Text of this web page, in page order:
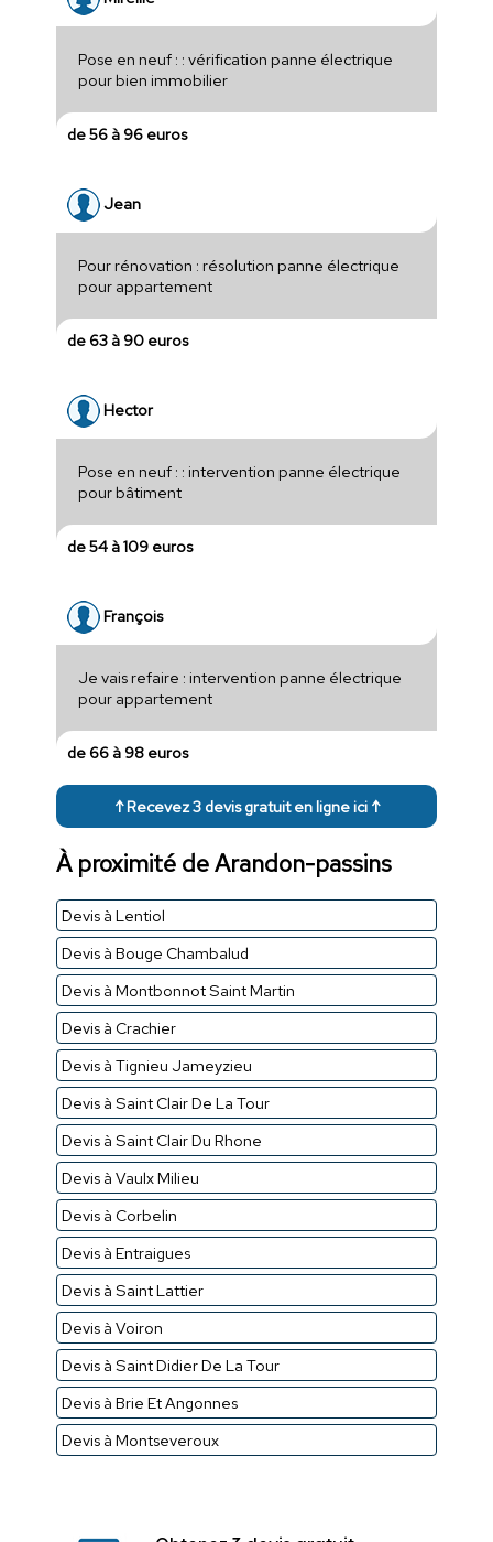
Pose en neuf : : vérification panne électrique
pour bien immobilier
de 56 à 96 euros
Jean
Pour rénovation : résolution panne électrique
pour appartement
de 63 à 90 euros
Hector
Pose en neuf : : intervention panne électrique
pour bâtiment
de 54 à 109 euros
François
Je vais refaire : intervention panne électrique
pour appartement
de 66 à 98 euros
↑ Recevez 3 devis gratuit en ligne ici ↑
À proximité de Arandon-passins
Devis à Lentiol
Devis à Bouge Chambalud
Devis à Montbonnot Saint Martin
Devis à Crachier
Devis à Tignieu Jameyzieu
Devis à Saint Clair De La Tour
Devis à Saint Clair Du Rhone
Devis à Vaulx Milieu
Devis à Corbelin
Devis à Entraigues
Devis à Saint Lattier
Devis à Voiron
Devis à Saint Didier De La Tour
Devis à Brie Et Angonnes
Devis à Montseveroux